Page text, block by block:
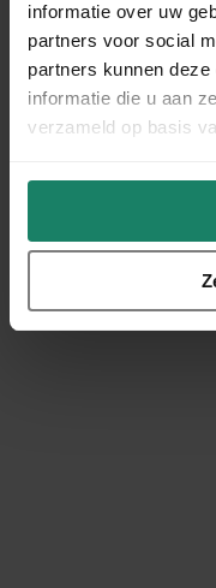
informatie over uw
partners voor social
partners kunnen
informatie die u aan
verzameld op basis